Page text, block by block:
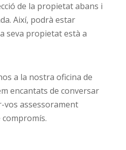
de la propietat abans i
Així, podrà estar
seva propietat està a
a la nostra oficina de
encantats de conversar
assessorament